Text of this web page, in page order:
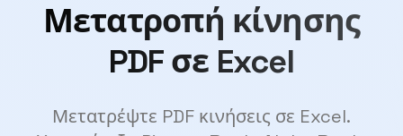
Μετατροπή κίνησης
PDF σε Excel
Μετατρέψτε PDF κινήσεις σε Excel.